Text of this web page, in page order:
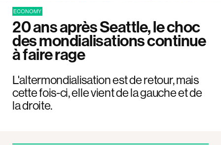
ECONOMY
20 ans après Seattle, le choc
des mondialisations continue
à faire rage
L'altermondialisation est de retour, mais
cette fois-ci, elle vient de la gauche et de
la droite.